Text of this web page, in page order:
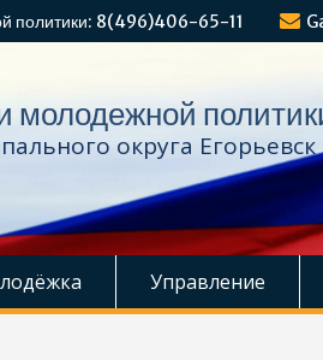
политики: 8(496)406-65-11
молодежной
округа Егорьевск
Управление